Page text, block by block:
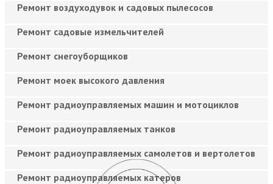
Ремонт воздуходувок и садовых пылесосов
Ремонт садовые измельчителей
Ремонт снегоуборщиков
Ремонт моек высокого давления
Ремонт радиоуправляемых машин и мотоциклов
Ремонт радиоуправляемых танков
Ремонт радиоуправляемых самолетов и вертолетов
Ремонт радиоуправляемых катеров